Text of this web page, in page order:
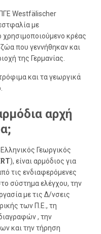
Westfälischer
με
χρησιμοποιούμενο κρέας
που γεννήθηκαν και
της Γερμανίας.
και τα γεωργικά
αρχή
Γεωργικός
), είναι αρμόδιος για
τις ενδιαφερόμενες
σύστημα ελέγχου, την
με τις Δ/νσεις
των Π.Ε., τη
, την
και την τήρηση